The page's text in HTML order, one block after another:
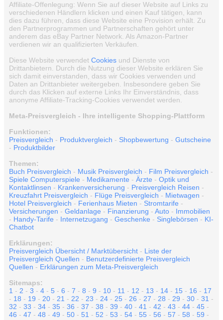
Affiliate-Offenlegung: Wenn Sie auf dieser Website auf Links zu
verschiedenen Händlern klicken und einen Kauf tätigen, kann
dies dazu führen, dass diese Website eine Provision erhält. Zu
den Partnerprogrammen und Partnerschaften gehört unter
anderem das eBay Partner Network. Als Amazon-Partner
verdienen wir an qualifizierten Verkäufen.
Diese Website verwendet Cookies und Dienste von
Drittanbietern. Durch die Nutzung dieser Website erklären Sie
sich damit einverstanden, dass wir Cookies verwenden und
Daten an Drittanbieter weitergeben. Insbesondere geben Sie
durch das Klicken auf externe Links Ihr Einverständnis, dass
anonyme Affiliate-Tracking-Cookies verwendet werden.
Meta-Preisvergleich - Ihre intelligente Shopping-Plattform
Funktionen:
Preisvergleich - Produktvergleich - Shopbewertung - Gutscheine
- Produktbilder
Themen:
Buch Preisvergleich - Musik Preisvergleich - Film Preisvergleich -
Spiele Computerspiele - Medikamente - Ärzte - Optik und
Kontaktlinsen - Krankenversicherung - Preisvergleich Reisen -
Kreuzfahrt Preisvergleich - Flüge Preisvergleich - Mietwagen -
Hotel Preisvergleich - Ferienhaus Mieten - Stromtarife -
Versicherungen - Geldanlage - Finanzierung - Auto - Immobilien
- Handy-Tarife - Internetzugang - Geschenke - Singlebörsen - KI-
Chatbot
Erklärungen:
Preisvergleich Übersicht / Marktübersicht - Liste der
Preisvergleich Quellen - Benutzerdefinierte Preisvergleich
Quellen - Erklärungen zum Meta-Preisvergleich
Sitemaps:
1 - 2 - 3 - 4 - 5 - 6 - 7 - 8 - 9 - 10 - 11 - 12 - 13 - 14 - 15 - 16 - 17
- 18 - 19 - 20 - 21 - 22 - 23 - 24 - 25 - 26 - 27 - 28 - 29 - 30 - 31 -
32 - 33 - 34 - 35 - 36 - 37 - 38 - 39 - 40 - 41 - 42 - 43 - 44 - 45 -
46 - 47 - 48 - 49 - 50 - 51 - 52 - 53 - 54 - 55 - 56 - 57 - 58 - 59 -